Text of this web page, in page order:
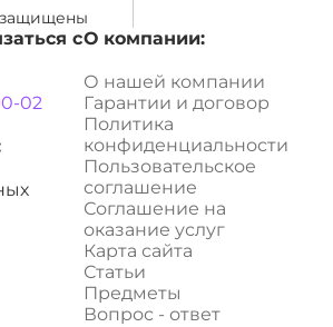
с
02
О компании:
О нашей компании
Гарантии и договор
Политика
конфиденциальности
Пользовательское
соглашение
Соглашение на
оказание услуг
Карта сайта
Статьи
Предметы
Вопрос - ответ